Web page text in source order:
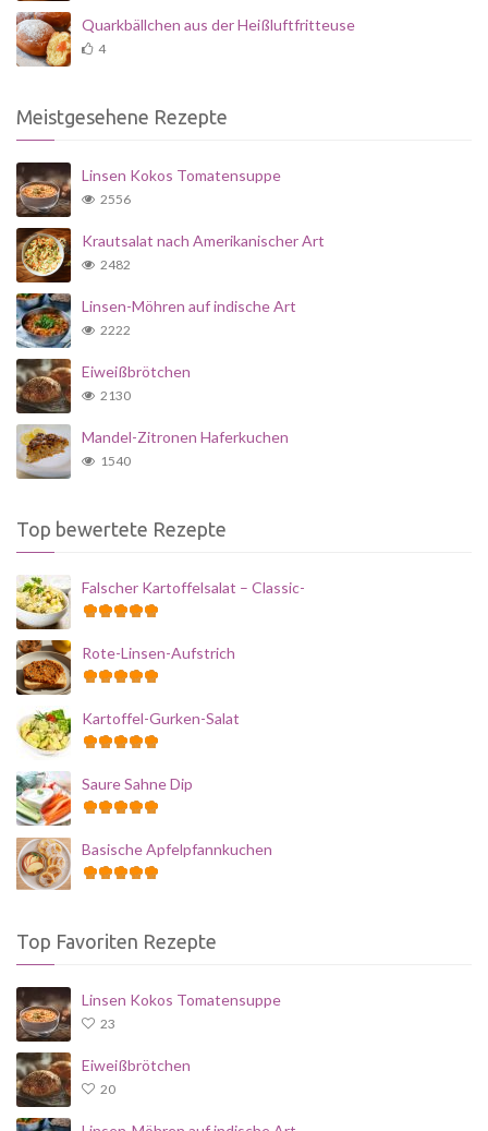
Quarkbällchen aus der Heißluftfritteuse
4
Meistgesehene Rezepte
Linsen Kokos Tomatensuppe
2556
Krautsalat nach Amerikanischer Art
2482
Linsen-Möhren auf indische Art
2222
Eiweißbrötchen
2130
Mandel-Zitronen Haferkuchen
1540
Top bewertete Rezepte
Falscher Kartoffelsalat – Classic-
Rote-Linsen-Aufstrich
Kartoffel-Gurken-Salat
Saure Sahne Dip
Basische Apfelpfannkuchen
Top Favoriten Rezepte
Linsen Kokos Tomatensuppe
23
Eiweißbrötchen
20